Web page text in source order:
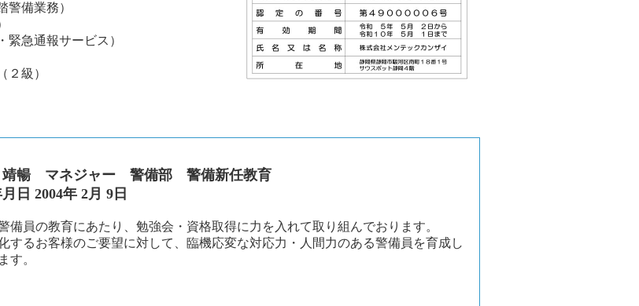
警備業務）
緊急通報サービス）
２級）
暢 マネジャー 警備部 警備新任教育
日 2004年 2月 9日
備員の教育にあたり、勉強会・資格取得に力を入れて取り組んでおります。
するお客様のご要望に対して、臨機応変な対応力・人間力のある警備員を育成し
す。